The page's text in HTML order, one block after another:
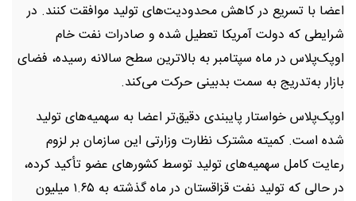
اعضا با تسریع در کاهش محدودیت‌های تولید موافقت کنند. در
شرایطی که دولت آمریکا تعطیل شده و صادرات نفت خام
اوپک‌پلاس در ماه سپتامبر به بالاترین سطح سالانه رسیده، فضای
بازار به‌تدریج به سمت بدبینی حرکت می‌کند.
اوپک‌پلاس خواستار پایبندی دقیق‌تر اعضا به سهمیه‌های تولید
شده است. کمیته مشترک نظارت وزارتی این سازمان بر لزوم
رعایت کامل سهمیه‌های تولید توسط کشورهای عضو تأکید کرده،
در حالی که تولید نفت قزاقستان در ماه گذشته به ۱.۶۵ میلیون